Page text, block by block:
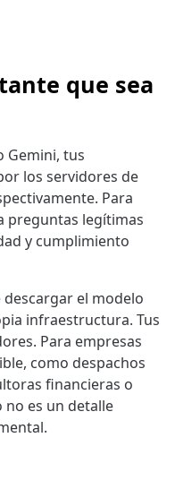
que sea
Gemini, tus
los servidores de
Para
preguntas legítimas
y cumplimiento
el modelo
infraestructura. Tus
Para empresas
como despachos
financieras o
es un detalle